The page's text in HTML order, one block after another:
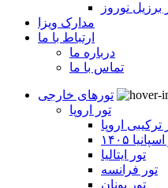
برزیل نوروز
مدارک ویزا
ارتباط با ما
درباره ما
تماس با ما
تورهای خارجی
تور اروپا
ترکیبی اروپا
۱۴۰۵
تور ایتالیا
تور فرانسه
تور یونان